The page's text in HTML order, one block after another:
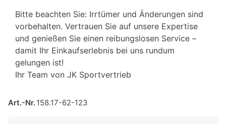
Bitte beachten Sie: Irrtümer und Änderungen sind
vorbehalten. Vertrauen Sie auf unsere Expertise
und genießen Sie einen reibungslosen Service –
damit Ihr Einkaufserlebnis bei uns rundum
gelungen ist!
Ihr Team von JK Sportvertrieb
Art.-Nr.158.17-62-123